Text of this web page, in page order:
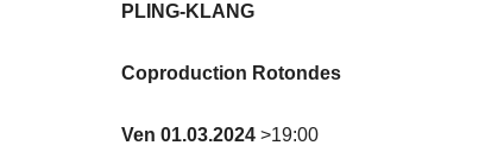
PLING-KLANG
Coproduction Rotondes
Ven 01.03.2024 >19:00